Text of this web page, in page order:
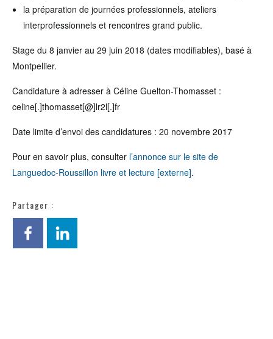
la préparation de journées professionnels, ateliers
interprofessionnels et rencontres grand public.
Stage du 8 janvier au 29 juin 2018 (dates modifiables), basé à
Montpellier.
Candidature à adresser à Céline Guelton-Thomasset :
celine[.]thomasset[@]lr2l[.]fr
Date limite d’envoi des candidatures : 20 novembre 2017
Pour en savoir plus, consulter l’annonce sur le site de
Languedoc-Roussillon livre et lecture [externe].
Partager :